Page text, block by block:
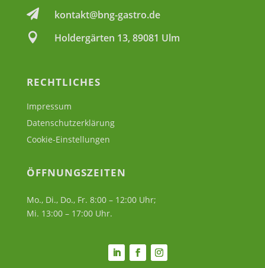
 kontakt@bng-gastro.de
 Holdergärten 13, 89081 Ulm
RECHTLICHES
Impressum
Datenschutzerklärung
Cookie-Einstellungen
ÖFFNUNGSZEITEN
Mo., Di., Do., Fr. 8:00 – 12:00 Uhr;
Mi. 13:00 – 17:00 Uhr.